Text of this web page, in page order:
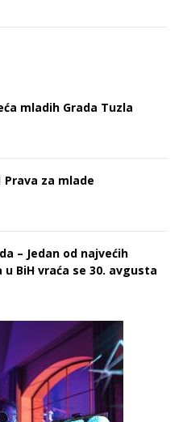
mladih Grada Tuzla
za mlade
– Jedan od najvećih
BiH vraća se 30. avgusta